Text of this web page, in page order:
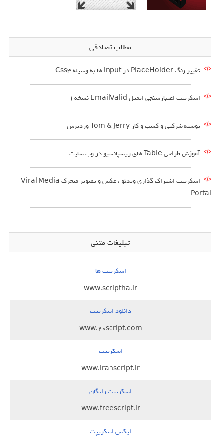
مطالب تصادفی
تغییر رنگ PlaceHolder در input ها به وسیله Css3
اسکریپت اعتبارسنجی ایمیل EmailValid نسخه 1
پوسته شرکتی و کسب و کار Tom & Jerry وردپرس
آموزش طراحی Table های ریسپانسیو در وب سایت
اسکریپت اشتراک گذاری ویدئو ، عکس و تصویر متحرک Viral Media
Portal
تبلیغات متنی
اسکریپت ها
www.scriptha.ir
دانلود اسکریپت
www.20script.com
اسکریپت
www.iranscript.ir
اسکریپت رایگان
www.freescript.ir
ایکس اسکریپت